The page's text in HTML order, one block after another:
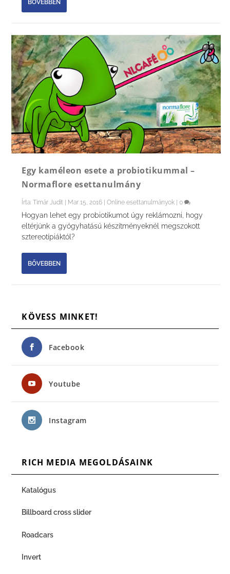
BŐVEBBEN
Egy kaméleon esete a probiotikummal –
Normaflore esettanulmány
Írta:Timár Judit Mar 15, 2016 |Online esettanulmányok |0
Hogyan lehet egy probiotikumot úgy reklámozni, hogy
eltérjünk a gyógyhatású készítményeknél megszokott
sztereotípiáktól?
BŐVEBBEN
KÖVESS MINKET!
Facebook
Youtube
Instagram
RICH MEDIA MEGOLDÁSAINK
Katalógus
Billboard cross slider
Roadcars
Invert